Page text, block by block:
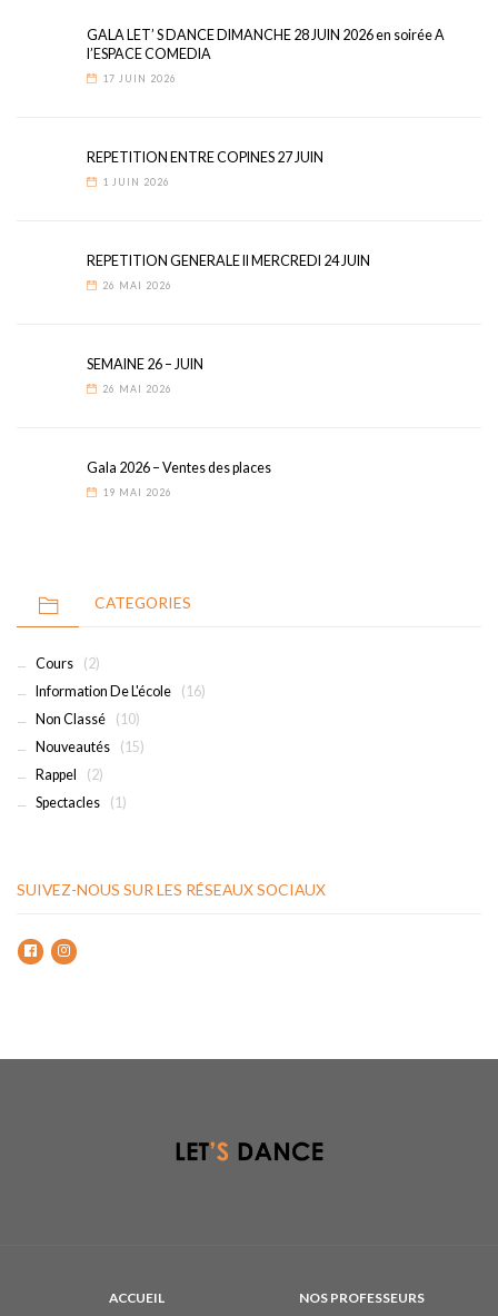
GALA LET’ S DANCE DIMANCHE 28 JUIN 2026 en soirée A
l’ESPACE COMEDIA
17 JUIN 2026
REPETITION ENTRE COPINES 27 JUIN
1 JUIN 2026
REPETITION GENERALE II MERCREDI 24 JUIN
26 MAI 2026
SEMAINE 26 – JUIN
26 MAI 2026
Gala 2026 – Ventes des places
19 MAI 2026
CATEGORIES
Cours
(2)
Information De L'école
(16)
Non Classé
(10)
Nouveautés
(15)
Rappel
(2)
Spectacles
(1)
SUIVEZ-NOUS SUR LES RÉSEAUX SOCIAUX
ACCUEIL NOS PROFESSEURS